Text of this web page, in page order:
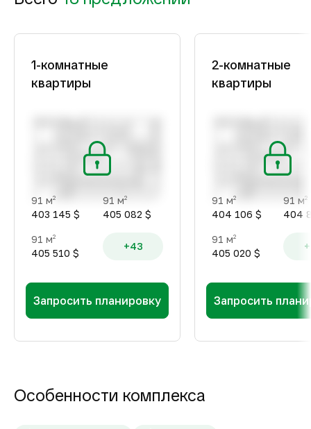
1-комнатные
квартиры
91 м2
403 145 $
91 м2
405 082 $
91 м2
405 510 $
+43
Запросить планировку
2-комнатные
квартиры
91 м2
404 106 $
91 м2
404
91 м2
405 020 $
Запросить
Особенности комплекса